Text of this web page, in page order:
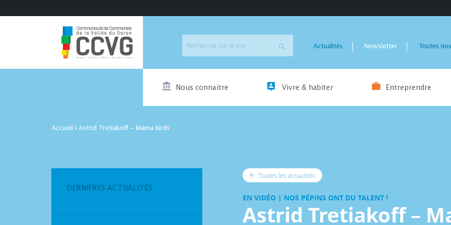
Actualités Newsletter Toutes
Nous connaitre Vivre & habiter Entreprendre
Accueil Astrid Tretiakoff – Mama Birth
DERNIÈRES ACTUALITÉS
Toutes les actualités
EN VIDÉO | NOS PÉPINS ONT DU TALENT !
Astrid Tretiakoff –